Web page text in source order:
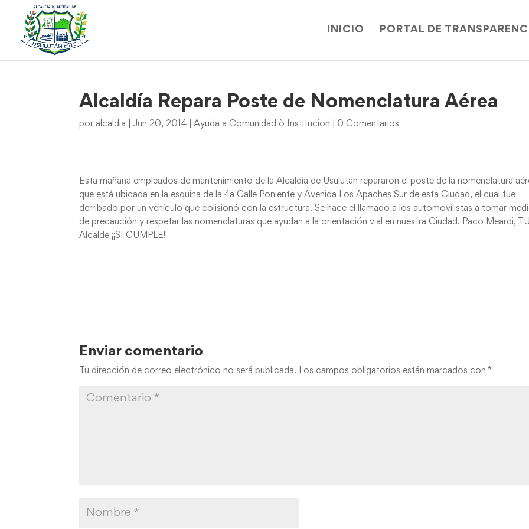
INICIO PORTAL DE
Alcaldía Repara Poste de Nomenclatura Aérea
por alcaldia Jun 20, 2014 |Ayuda a Comunidad ò Institucion 0 Comentarios
Esta mañana empleados de mantenimiento de la Alcaldía de Usulután repararon el poste de la nomenclatura
que está ubicada en la esquina de la 4a Calle Poniente y Avenida Los Apaches Sur de esta Ciudad, el cual fue
derribado por un vehículo que colisionó con la estructura. Se hace el llamado a los automovilistas a tomar
de precaución y respetar las nomenclaturas que ayudan a la orientación vial en nuestra Ciudad. Paco Meardi, TU
Alcalde ¡¡SI CUMPLE!!
Enviar comentario
Tu dirección de correo electrónico no será publicada. Los campos obligatorios están marcados con *